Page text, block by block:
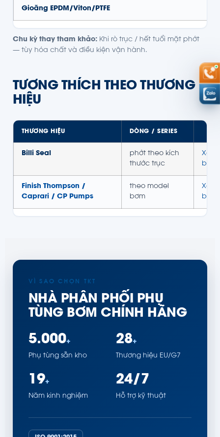
Gioăng EPDM/Viton/PTFE
Chu kỳ thay tham khảo: Khi rò trục / hết tuổi mặt phớt
— tùy hóa chất và điều kiện vận hành.
TƯƠNG THÍCH THEO THƯƠNG
HIỆU
THƯƠNG HIỆU DÒNG / SERIES
Billi Seal
phớt theo kích
thước trục
Xem
bơm
Finish Thompson /
Caprari / CP Pumps
theo model
bơm
Xem
bơm
VÌ SAO CHỌN TKT
NHÀ PHÂN PHỐI PHỤ
TÙNG BƠM CHÍNH HÃNG
5.000+
Phụ tùng sẵn kho
28+
Thương hiệu EU/G7
19+
Năm kinh nghiệm
24/7
Hỗ trợ kỹ thuật